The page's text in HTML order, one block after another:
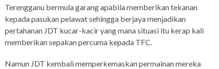
Terengganu bermula garang apabila memberikan tekanan
kepada pasukan pelawat sehingga berjaya menjadikan
pertahanan JDT kucar-kacir yang mana situasi itu kerap kali
memberikan sepakan percuma kepada TFC.
Namun JDT kembali memperkemaskan permainan mereka